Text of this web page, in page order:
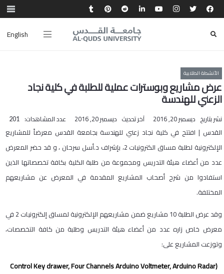
English
الأنشطة الطلابية
عرض مشاريع وبوسترات عملية للطلبة في كلية نجاد
الزعني للهندسة
نشر بتاريخ ديسمبر 20, 2016 آخر تحديث ديسمبر 20, 2016 عدد المشاهدات: 201
القدس | افتتح في كلية نجاد زعني للهندسة بجامعة القدس معرضاً للمشاريع
الإلكترونية لطلبة مساق الكترونيات 2، بإشراف د.أسل سرحان ، و قد حضر المعرض
عدد من أعضاء هيئة التدريس ومجموعة من طلبة الكلية بكافة تخصصاتها الذين
استفادوا من شرح أصحاب المشاريع المقدمة في المعرض عن مشاريعهم
المختلفة.
وقد عرض الطلبة 10 مشاريع ضمن مشاريعهم الإلكترونية لمساق إلكترونيات 2 في
معرض خاص زاره عدد من أعضاء هيئة التدريس وطلبة من كافة التخصصات،
وتوزعت المشاريع على:
(Control Key drawer, Four Channels Arduino Voltmeter, Arduino Radar